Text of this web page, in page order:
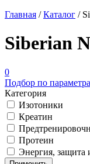
Главная /Каталог /
Siberian
0
Подбор по
Категория
Изотоники
Креатин
Протеин
Энергия, защита